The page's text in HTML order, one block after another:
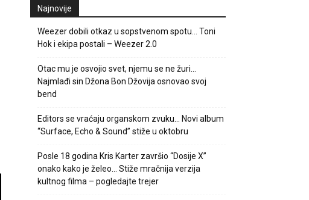
Najnovije
Weezer dobili otkaz u sopstvenom spotu… Toni
Hok i ekipa postali – Weezer 2.0
Otac mu je osvojio svet, njemu se ne žuri…
Najmlađi sin Džona Bon Džovija osnovao svoj
bend
Editors se vraćaju organskom zvuku… Novi album
“Surface, Echo & Sound” stiže u oktobru
Posle 18 godina Kris Karter završio “Dosije X”
onako kako je želeo… Stiže mračnija verzija
kultnog filma – pogledajte trejer